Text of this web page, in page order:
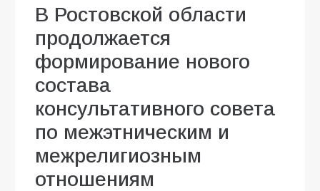
В Ростовской области
продолжается
формирование нового
состава
консультативного совета
по межэтническим и
межрелигиозным
отношениям